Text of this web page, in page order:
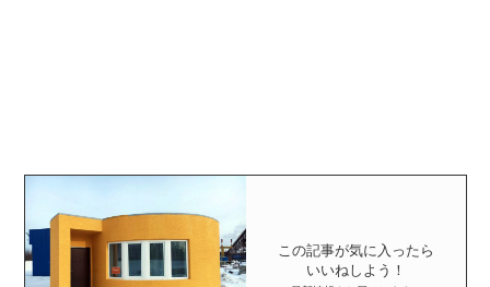
この記事が気に入ったら
いいねしよう！